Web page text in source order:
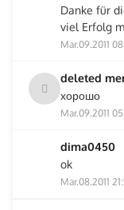
Danke für
viel Erfolg
Mar.09.2011
deleted
хорошо
Mar.09.2011
dima0450
ok
Mar.08.2011